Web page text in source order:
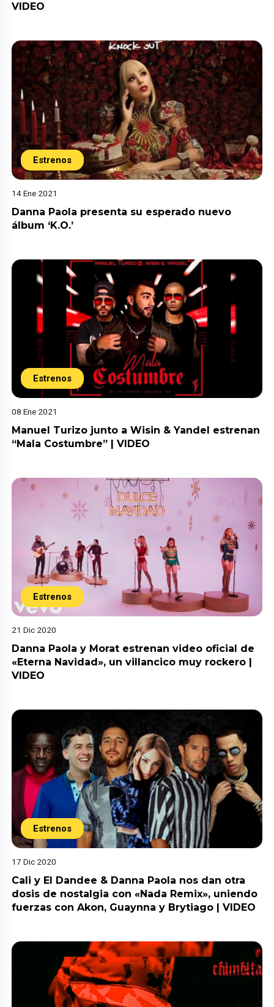
VIDEO
Estrenos
14 Ene 2021
Danna Paola presenta su esperado nuevo
álbum ‘K.O.’
Estrenos
08 Ene 2021
Manuel Turizo junto a Wisin & Yandel estrenan
“Mala Costumbre” | VIDEO
Estrenos
21 Dic 2020
Danna Paola y Morat estrenan video oficial de
«Eterna Navidad», un villancico muy rockero |
VIDEO
Estrenos
17 Dic 2020
Cali y El Dandee & Danna Paola nos dan otra
dosis de nostalgia con «Nada Remix», uniendo
fuerzas con Akon, Guaynna y Brytiago | VIDEO